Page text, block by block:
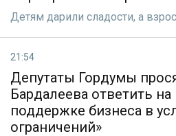
Детям дарили сладости, а
21:54
Депутаты Гордумы
Бардалеева ответить
поддержке бизнеса в
ограничений»